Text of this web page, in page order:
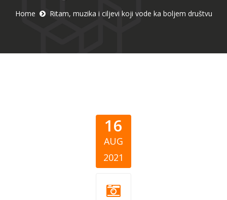
Home Ritam, muzika i ciljevi koji vode ka boljem društvu
16
AUG
2021